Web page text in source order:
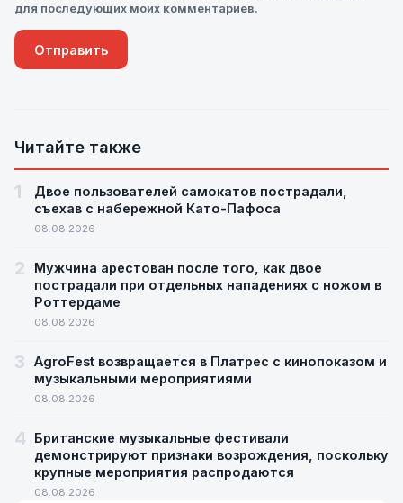
для последующих моих комментариев.
Читайте также
1
Двое пользователей самокатов пострадали,
съехав с набережной Като-Пафоса
08.08.2026
2
Мужчина арестован после того, как двое
пострадали при отдельных нападениях с ножом в
Роттердаме
08.08.2026
3
AgroFest возвращается в Платрес с кинопоказом и
музыкальными мероприятиями
08.08.2026
4
Британские музыкальные фестивали
демонстрируют признаки возрождения, поскольку
крупные мероприятия распродаются
08.08.2026